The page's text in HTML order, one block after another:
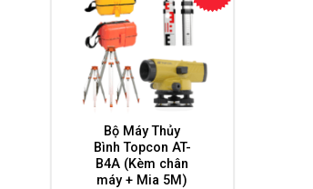
Bộ Máy Thủy
Bình Topcon AT-
B4A (Kèm chân
máy + Mia 5M)